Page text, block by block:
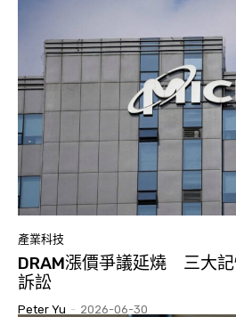
產業科技
DRAM漲價爭議延燒 三大
訴訟
Peter Yu - 2026-06-30